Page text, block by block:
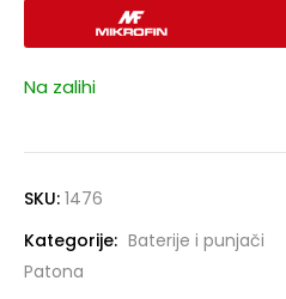
Na zalihi
SKU: 1476
Kategorije: Baterije i punjači
Patona